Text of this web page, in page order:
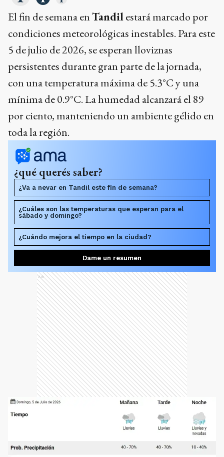
El fin de semana enTandilestará marcado por
condiciones meteorológicas inestables. Para este
5 de julio de 2026, se esperan lloviznas
persistentes durante gran parte de la jornada,
con una temperatura máxima de 5.3°C y una
mínima de 0.9°C. La humedad alcanzará el 89
por ciento, manteniendo un ambiente gélido en
toda la región.
¿qué querés saber?
¿Va a nevar en Tandil este fin de semana?
¿Cuáles son las temperaturas que esperan para el
sábado y domingo?
¿Cuándo mejora el tiempo en la ciudad?
Dame un resumen
Ads